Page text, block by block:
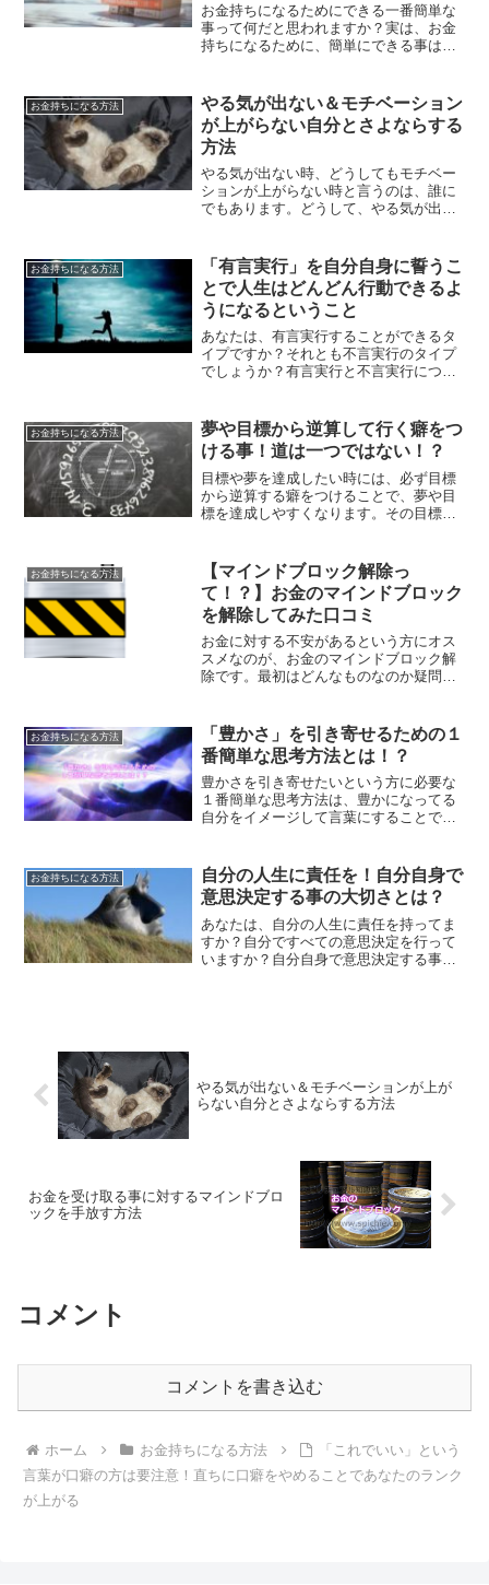
お金持ちになるためにできる一番簡単な
事って何だと思われますか？実は、お金
持ちになるために、簡単にできる事は真
真似するだけで、あなたもお金持ちの仲
間入りです。
お金持ちになる方法
やる気が出ない＆モチベーション
が上がらない自分とさよならする
方法
やる気が出ない時、どうしてもモチベー
ションが上がらない時と言うのは、誰に
でもあります。どうして、やる気が出な
していきます。
お金持ちになる方法
「有言実行」を自分自身に誓うこ
とで人生はどんどん行動できるよ
うになるということ
あなたは、有言実行することができるタ
イプですか？それとも不言実行のタイプ
でしょうか？有言実行と不言実行につい
介していきます。
お金持ちになる方法
夢や目標から逆算して行く癖をつ
ける事！道は一つではない！？
目標や夢を達成したい時には、必ず目標
から逆算する癖をつけることで、夢や目
標を達成しやすくなります。その目標を
つではありません。一つ失敗しても、選
択肢はたくさんあるのです。
お金持ちになる方法
【マインドブロック解除っ
て！？】お金のマインドブロック
を解除してみた口コミ
お金に対する不安があるという方にオス
スメなのが、お金のマインドブロック解
除です。最初はどんなものなのか疑問で
ク解除とは？
お金持ちになる方法
「豊かさ」を引き寄せるための１
番簡単な思考方法とは！？
豊かさを引き寄せたいという方に必要な
１番簡単な思考方法は、豊かになってる
自分をイメージして言葉にすることで
ことができるようになります。
お金持ちになる方法
自分の人生に責任を！自分自身で
意思決定する事の大切さとは？
あなたは、自分の人生に責任を持ってま
すか？自分ですべての意思決定を行って
いますか？自分自身で意思決定する事
やる気が出ない＆モチベーションが上が
らない自分とさよならする方法
お金を受け取る事に対するマインドブロ
ックを手放す方法
コメント
コメントを書き込む
ホーム お金持ちになる方法
「これでいい」という
言葉が口癖の方は要注意！直ちに口癖をやめることであなたのランク
が上がる